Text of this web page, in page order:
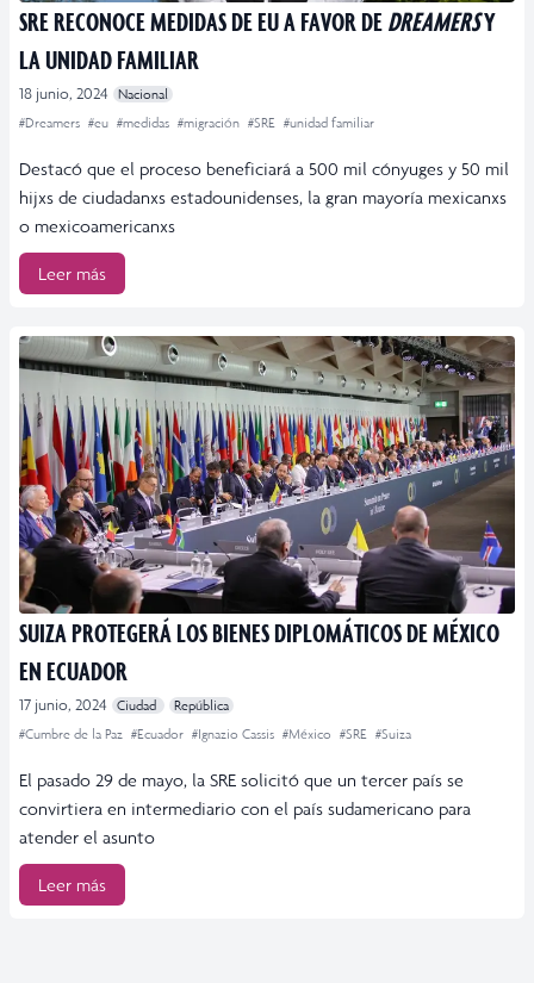
SRE RECONOCE MEDIDAS DE EU A FAVOR DEDREAMERSY
LA UNIDAD FAMILIAR
18 junio, 2024
Nacional
#Dreamers #eu #medidas #migración #SRE #unidad familiar
Destacó que el proceso beneficiará a 500 mil cónyuges y 50 mil
hijxs de ciudadanxs estadounidenses, la gran mayoría mexicanxs
o mexicoamericanxs
Leer más
SUIZA PROTEGERÁ LOS BIENES DIPLOMÁTICOS DE MÉXICO
EN ECUADOR
17 junio, 2024 Ciudad
República
#Cumbre de la Paz #Ecuador #Ignazio Cassis #México #SRE #Suiza
El pasado 29 de mayo, la SRE solicitó que un tercer país se
convirtiera en intermediario con el país sudamericano para
atender el asunto
Leer más